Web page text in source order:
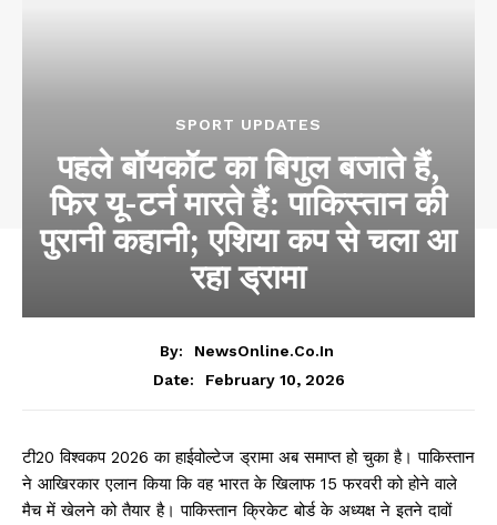
SPORT UPDATES
पहले बॉयकॉट का बिगुल बजाते हैं,
फिर यू-टर्न मारते हैं: पाकिस्तान की
पुरानी कहानी; एशिया कप से चला आ
रहा ड्रामा
By:
NewsOnline.co.in
Date:
February 10, 2026
टी20 विश्वकप 2026 का हाईवोल्टेज ड्रामा अब समाप्त हो चुका है। पाकिस्तान
ने आखिरकार एलान किया कि वह भारत के खिलाफ 15 फरवरी को होने वाले
मैच में खेलने को तैयार है। पाकिस्तान क्रिकेट बोर्ड के अध्यक्ष ने इतने दावों